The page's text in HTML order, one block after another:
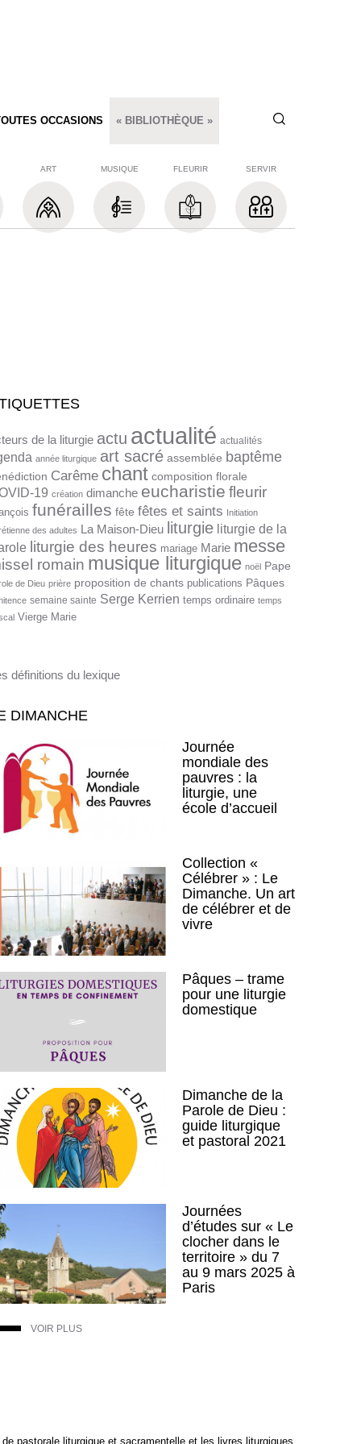
OCCASIONS « BIBLIOTHÈQUE »
ART MUSIQUE FLEURIR SERVIR
de la liturgie actu actualité actualités
année liturgique art sacré assemblée baptême
Carême chant composition florale
19 création dimanche eucharistie fleurir
funérailles fête fêtes et saints Initiation
des adultes La Maison-Dieu liturgie liturgie de la
liturgie des heures mariage Marie messe
romain musique liturgique noël Pape
de Dieu prière proposition de chants publications Pâques
semaine sainte Serge Kerrien temps ordinaire temps
Vierge Marie
définitions du lexique
DIMANCHE
Journée
mondiale des
pauvres : la
liturgie, une
école d’accueil
Collection «
Célébrer » : Le
Dimanche. Un art
de célébrer et de
vivre
Pâques – trame
pour une liturgie
domestique
Dimanche de la
Parole de Dieu :
guide liturgique
et pastoral 2021
Journées
d’études sur « Le
clocher dans le
territoire » du 7
au 9 mars 2025 à
Paris
VOIR PLUS
pastorale liturgique et sacramentelle et les livres liturgiques